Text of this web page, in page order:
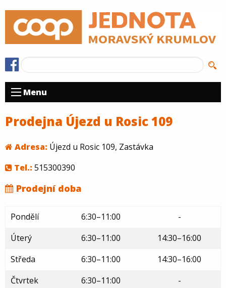
Menu
Prodejna Újezd u Rosic 109
Adresa: Újezd u Rosic 109, Zastávka
Tel.: 515300390
Prodejní doba
Pondělí 6:30–11:00
-
Úterý
6:30–11:00
14:30–16:00
Středa
6:30–11:00
14:30–16:00
Čtvrtek
6:30–11:00
-